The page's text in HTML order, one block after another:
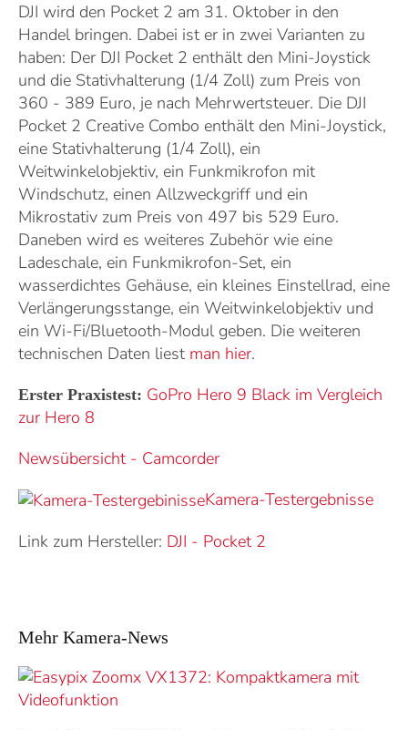
DJI wird den Pocket 2 am 31. Oktober in den
Handel bringen. Dabei ist er in zwei Varianten zu
haben: Der DJI Pocket 2 enthält den Mini-Joystick
und die Stativhalterung (1/4 Zoll) zum Preis von
360 - 389 Euro, je nach Mehrwertsteuer. Die DJI
Pocket 2 Creative Combo enthält den Mini-Joystick,
eine Stativhalterung (1/4 Zoll), ein
Weitwinkelobjektiv, ein Funkmikrofon mit
Windschutz, einen Allzweckgriff und ein
Mikrostativ zum Preis von 497 bis 529 Euro.
Daneben wird es weiteres Zubehör wie eine
Ladeschale, ein Funkmikrofon-Set, ein
wasserdichtes Gehäuse, ein kleines Einstellrad, eine
Verlängerungsstange, ein Weitwinkelobjektiv und
ein Wi-Fi/Bluetooth-Modul geben. Die weiteren
technischen Daten liest man hier.
Erster Praxistest: GoPro Hero 9 Black im Vergleich
zur Hero 8
Newsübersicht - Camcorder
Kamera-Testergebnisse
Link zum Hersteller: DJI - Pocket 2
Mehr Kamera-News